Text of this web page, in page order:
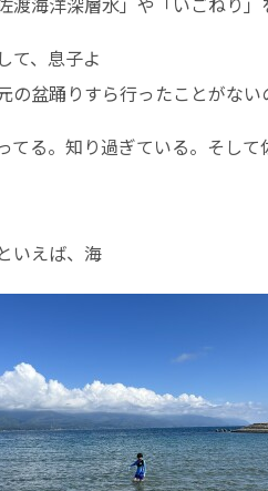
て、息子よ
の盆踊りすら行ったことがな
てる。知り過ぎている。そし
いえば、海